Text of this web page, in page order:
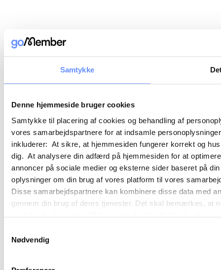
Samtykke
Denne hjemmeside bruger cookies
Samtykke til placering af cookies og behandling af
vores samarbejdspartnere for at indsamle
inkluderer: At sikre, at hjemmesiden fungerer korrekt og
dig. At analysere din adfærd på hjemmesiden for at
annoncer på sociale medier og eksterne sider baseret på
oplysninger om din brug af vores platform til vores
Disse samarbejdspartnere kan kombinere disse data med
gennem din brug af deres tjenester. Det skal bemærkes, at
cookie opbevares. Du bestemmer selv, hvilke formål vores
Nødvendig